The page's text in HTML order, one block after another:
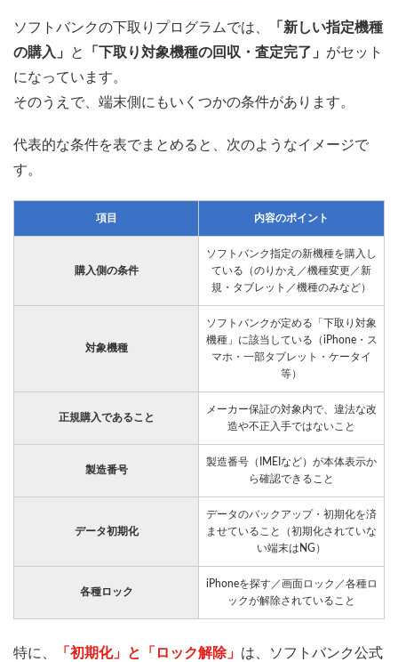
ソフトバンクの下取りプログラムでは、
「新しい指定機種
の購入」
と 「下取り対象機種の回収・査定完了」 がセット
になっています。
そのうえで、端末側にもいくつかの条件があります。
代表的な条件を表でまとめると、次のようなイメージで
す。
項目 内容のポイント
購入側の条件
ソフトバンク指定の新機種を購入し
ている（のりかえ／機種変更／新
規・タブレット／機種のみなど）
対象機種
ソフトバンクが定める「下取り対象
機種」に該当している（iPhone・ス
マホ・一部タブレット・ケータイ
等）
正規購入であること
メーカー保証の対象内で、違法な改
造や不正入手ではないこと
製造番号
製造番号（IMEIなど）が本体表示か
ら確認できること
データ初期化
データのバックアップ・初期化を済
ませていること（初期化されていな
い端末はNG）
各種ロック
iPhoneを探す／画面ロック／各種ロ
ックが解除されていること
特に、 「初期化」と「ロック解除」 は、ソフトバンク公式